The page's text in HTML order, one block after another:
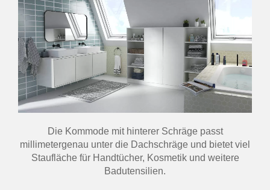
Die Kommode mit hinterer Schräge passt
millimetergenau unter die Dachschräge und bietet viel
Staufläche für Handtücher, Kosmetik und weitere
Badutensilien.